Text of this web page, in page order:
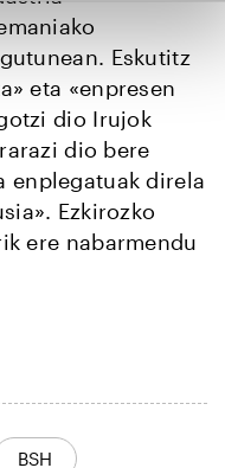
Eskutitz
eta «enpresen
dio Irujok
dio bere
enplegatuak direla
Ezkirozko
ere nabarmendu
BSH